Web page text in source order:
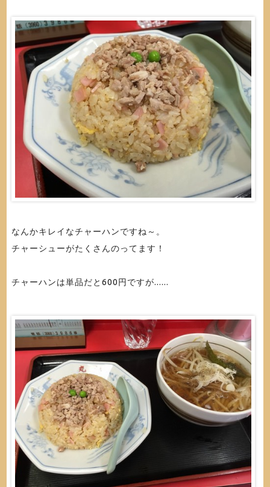
なんかキレイなチャーハンですね～。
チャーシューがたくさんのってます！
チャーハンは単品だと600円ですが......